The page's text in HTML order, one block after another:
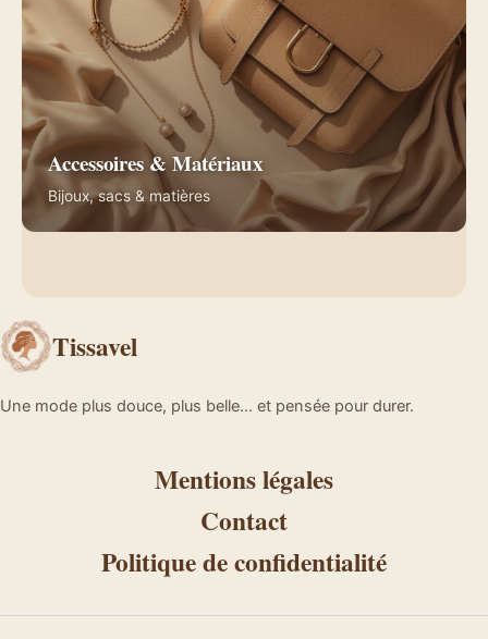
Accessoires & Matériaux
Bijoux, sacs & matières
Tissavel
Une mode plus douce, plus belle… et pensée pour durer.
Mentions légales
Contact
Politique de confidentialité